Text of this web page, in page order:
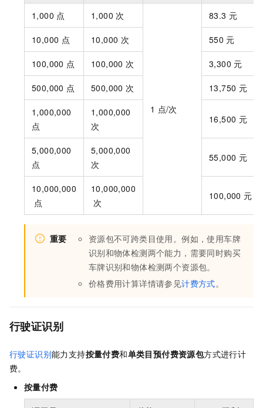
1,000 点 1,000 次
1 点/次
83.3 元
10,000 点 10,000 次 550 元
100,000 点 100,000 次 3,300 元
500,000 点 500,000 次 13,750 元
1,000,000
点
1,000,000
次
16,500 元
5,000,000
点
5,000,000
次
55,000 元
10,000,000
点
10,000,000
次
100,000 元
重要
资源包不可跨类目使用。例如，使用车牌
识别和物体检测两个能力，需要同时购买
车牌识别和物体检测两个资源包。
价格费用计算详情请参见计费方式。
行驶证识别
行驶证识别能力支持按量付费和单类目预付费资源包方式进行计
费。
按量付费